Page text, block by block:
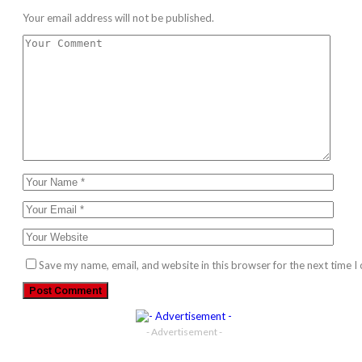
Your email address will not be published.
Save my name, email, and website in this browser for the next time I
- Advertisement -